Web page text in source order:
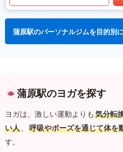
蒲原駅のパーソナルジムを目的別
蒲原駅のヨガを探す
ヨガは、激しい運動よりも 気分転
い人 、 呼吸やポーズを通じて体を
す。